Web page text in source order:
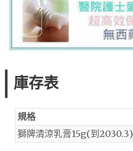
庫存表
規格
獅牌清涼乳膏15g(到2030.3)